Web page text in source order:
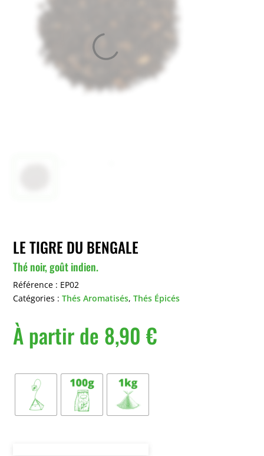
LE TIGRE DU BENGALE
Thé noir, goût indien.
Référence : EP02
Catégories :Thés Aromatisés,Thés Épicés
À partir de 8,90€